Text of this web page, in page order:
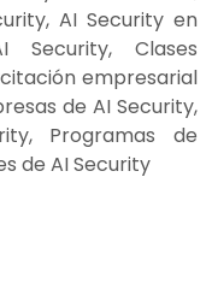
AI Security en
Security, Clases
empresarial
de AI Security,
Programas de
de AI Security